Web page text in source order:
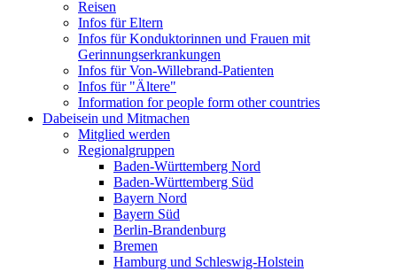
Reisen
Infos für Eltern
Infos für Konduktorinnen und Frauen mit
Gerinnungserkrankungen
Infos für Von-Willebrand-Patienten
Infos für "Ältere"
Information for people form other countries
Dabeisein und Mitmachen
Mitglied werden
Regionalgruppen
Baden-Württemberg Nord
Baden-Württemberg Süd
Bayern Nord
Bayern Süd
Berlin-Brandenburg
Bremen
Hamburg und Schleswig-Holstein